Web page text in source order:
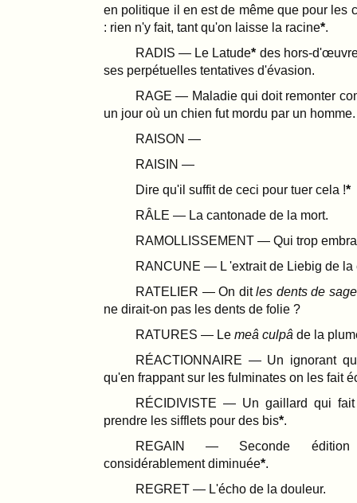
en politique il en est de même que pour les
: rien n'y fait, tant qu'on laisse la racine .
RADIS — Le Latude
des hors-
ses perpétuelles tentatives d'évasion.
RAGE — Maladie qui doit remonter
un jour où un chien fut mordu par un homme.
RAISON —
RAISIN —
Dire qu'il suffit de ceci pour tuer cela !
RÂLE — La cantonade de la mort.
RAMOLLISSEMENT — Qui trop
RANCUNE — L 'extrait de Liebig de la
RATELIER — On ditles dents de
ne dirait-on pas les dents de folie ?
RATURES — Le meâ culpâ de la
RÉACTIONNAIRE — Un ignorant
qu'en frappant sur les fulminates on les fait
RÉCIDIVISTE — Un gaillard qui
prendre les sifflets pour des bis .
REGAIN — Seconde
considérablement diminuée .
REGRET — L'écho de la douleur.